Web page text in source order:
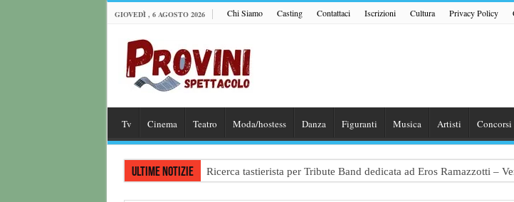
GIOVEDÌ , 6 AGOSTO 2026 Chi Siamo Casting Contattaci Iscrizioni Cultura Privacy Policy
Tv Cinema Teatro Moda/hostess Danza Figuranti Musica Artisti Concorsi
Ultime notizie Ricerca tastierista per Tribute Band dedicata ad Eros Ramazzotti –